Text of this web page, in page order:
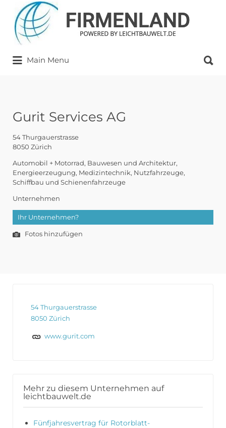
Suchen
nach:
Main Menu
nach:
Gurit Services AG
54 Thurgauerstrasse
8050 Zürich
Automobil + Motorrad Bauwesen und Architektur
Energieerzeugung Medizintechnik Nutzfahrzeuge
Schiffbau und Schienenfahrzeuge
Unternehmen
Ihr Unternehmen?
Fotos hinzufügen
54 Thurgauerstrasse
8050 Zürich
www.gurit.com
Mehr zu diesem Unternehmen auf
leichtbauwelt.de
Fünfjahresvertrag für Rotorblatt-